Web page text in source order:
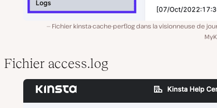
Fichier kinsta-cache-perf.log dans la visionneuse de
Fichier access.log